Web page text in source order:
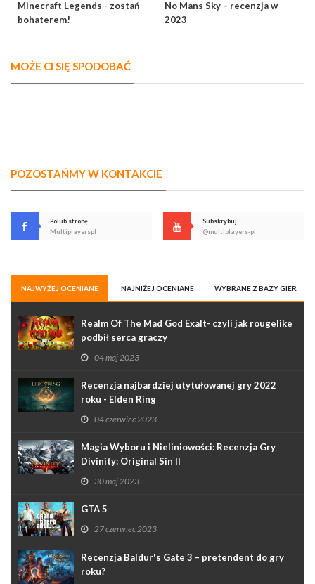
Minecraft Legends - zostań
bohaterem!
No Mans Sky – recenzja w
2023
MOŻE CI SIĘ SPODOBAĆ
POZOSTAŃMY W KONTAKCIE
Polub stronę
Multiplayerspl
Subskrybuj
@multiplayers-pl
NAJWYŻEJ OCENIANE NAJNIŻEJ OCENIANE WYBRANE Z BAZY GIER
Realm Of The Mad God Exalt- czyli jak rougelike
podbił serca graczy
04 maj 2023
Recenzja najbardziej utytułowanej gry 2022
roku - Elden Ring
04 czerwiec 2023
Magia Wyboru i Nieliniowości: Recenzja Gry
Divinity: Original Sin II
30 maj 2023
GTA 5
27 czerwiec 2023
Recenzja Baldur's Gate 3 – pretendent do gry
roku?